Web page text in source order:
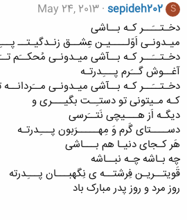
S
sepideh202
May 24, 2013
دخـتــَــر کـه بــاشی
میـدونـی اَوّلــــیـن عِشــق زنـدگیـتــ
دخـتــَــر کـه بــآشی میـدونـی مُحکــَم
آغــوش گــَرم پـــِدرتـه
دخـتــَــر کـه بــآشی میـدونـی
کـه مـیتونی تو دستـِـت بگیـــری و
دیگـه اَز هـــیچی نَتــَرسی
دســــتای گَرم وَ مِهـــــرَبون پـــِدرتـه
هَر کـجای دنیـا هم بـــاشی
چه بـاشه چـه نبــاشه
قَویتــریـن فِرشتــه ی نِگهبـــان پـــِدرته
روز مرد و روز پدر مبارک باد